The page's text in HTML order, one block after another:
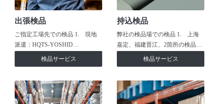
出張検品
ご指定工場先での検品 1. 現地
派遣：HQTS-YOSHID…
検品サービス
持込検品
弊社の検品場での検品 1. 上海
嘉定、福建晋江、2箇所の検品…
検品サービス